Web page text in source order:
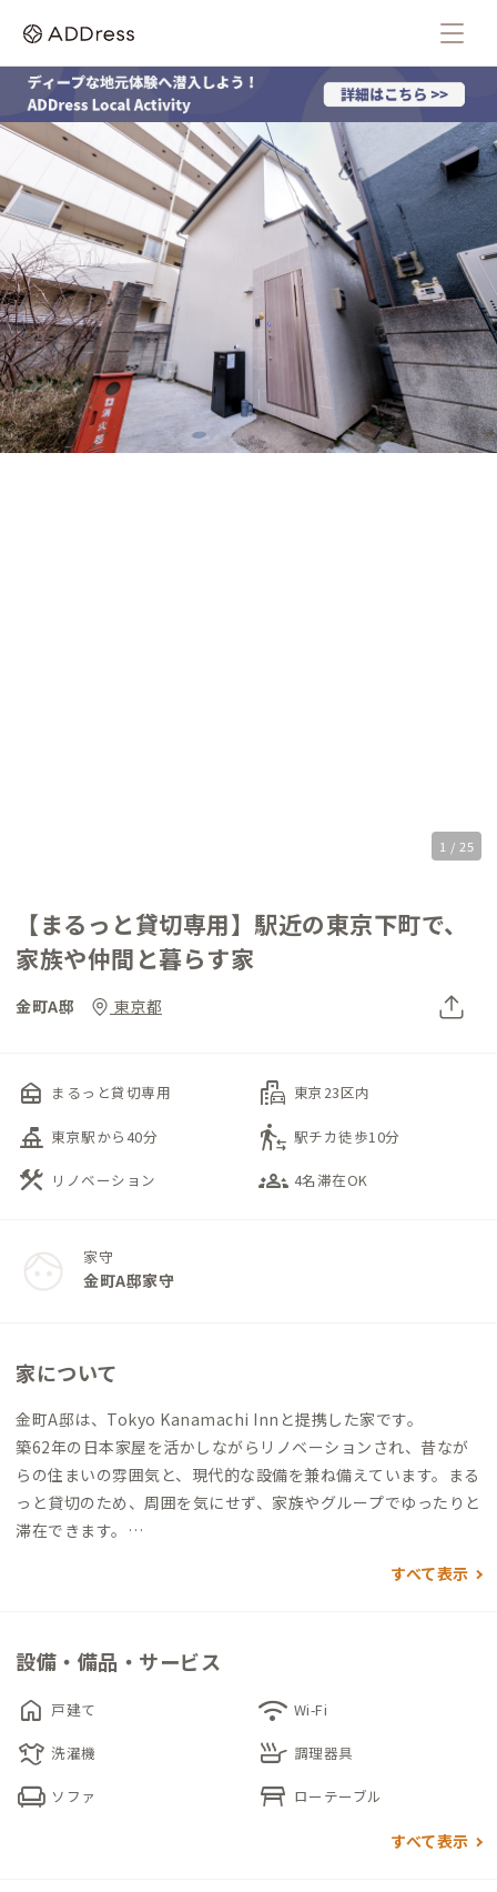
1 / 25
【まるっと貸切専用】駅近の東京下町で、
家族や仲間と暮らす家
金町A邸 東京都
nest_multi_room まるっと貸切専用 emoji_transportation 東京23区内
things_to_do 東京駅から40分 transfer_within_a_station 駅チカ徒歩10分
construction リノベーション groups_3 4名滞在OK
家守
金町A邸家守
家について
金町A邸は、Tokyo Kanamachi Innと提携した家です。
築62年の日本家屋を活かしながらリノベーションされ、昔なが
らの住まいの雰囲気と、現代的な設備を兼ね備えています。まる
っと貸切のため、周囲を気にせず、家族やグループでゆったりと
滞在できます。
玄関を入るとリビングとダイニングが広がり、みんなで集まって
ずつ設置されているため、複数人での利用でもそれぞれの休息
時間を確保できます。
プロジェクターとスクリーンも備わり、夜は映画を楽しむなど、
の浴室や洗濯機があり、数日以上の滞在でも不便を感じにくい環
境です。徒歩圏内にはコンビニやパン屋、銭湯などがあり、日常
すべて表示
設備・備品・サービス
home 戸建て wifi Wi-Fi
laundry 洗濯機 skillet 調理器具
chair ソファ table_restaurant ローテーブル
すべて表示